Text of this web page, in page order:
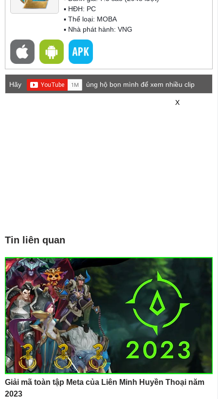
▪ HĐH: PC
▪ Thể loại: MOBA
▪ Nhà phát hành: VNG
Hãy
ủng hộ bọn mình để xem nhiều clip
X
Tin liên quan
Giải mã toàn tập Meta của Liên Minh Huyền Thoại năm
2023